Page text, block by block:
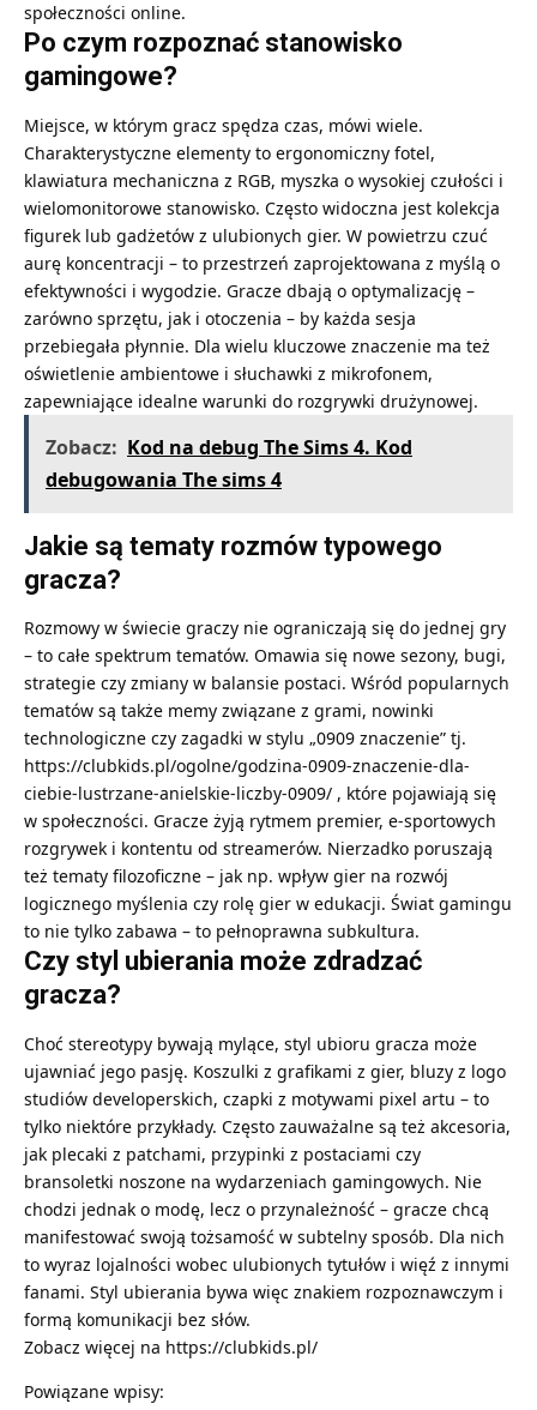
społeczności online.
Po czym rozpoznać stanowisko
gamingowe?
Miejsce, w którym gracz spędza czas, mówi wiele.
Charakterystyczne elementy to ergonomiczny fotel,
klawiatura mechaniczna z RGB, myszka o wysokiej czułości i
wielomonitorowe stanowisko. Często widoczna jest kolekcja
figurek lub gadżetów z ulubionych gier. W powietrzu czuć
aurę koncentracji – to przestrzeń zaprojektowana z myślą o
efektywności i wygodzie. Gracze dbają o optymalizację –
zarówno sprzętu, jak i otoczenia – by każda sesja
przebiegała płynnie. Dla wielu kluczowe znaczenie ma też
oświetlenie ambientowe i słuchawki z mikrofonem,
zapewniające idealne warunki do rozgrywki drużynowej.
Zobacz: Kod na debug The Sims 4. Kod
debugowania The sims 4
Jakie są tematy rozmów typowego
gracza?
Rozmowy w świecie graczy nie ograniczają się do jednej gry
– to całe spektrum tematów. Omawia się nowe sezony, bugi,
strategie czy zmiany w balansie postaci. Wśród popularnych
tematów są także memy związane z grami, nowinki
technologiczne czy zagadki w stylu „0909 znaczenie” tj.
https://clubkids.pl/ogolne/godzina-0909-znaczenie-dla-
ciebie-lustrzane-anielskie-liczby-0909/ , które pojawiają się
w społeczności. Gracze żyją rytmem premier, e-sportowych
rozgrywek i kontentu od streamerów. Nierzadko poruszają
też tematy filozoficzne – jak np. wpływ gier na rozwój
logicznego myślenia czy rolę gier w edukacji. Świat gamingu
to nie tylko zabawa – to pełnoprawna subkultura.
Czy styl ubierania może zdradzać
gracza?
Choć stereotypy bywają mylące, styl ubioru gracza może
ujawniać jego pasję. Koszulki z grafikami z gier, bluzy z logo
studiów developerskich, czapki z motywami pixel artu – to
tylko niektóre przykłady. Często zauważalne są też akcesoria,
jak plecaki z patchami, przypinki z postaciami czy
bransoletki noszone na wydarzeniach gamingowych. Nie
chodzi jednak o modę, lecz o przynależność – gracze chcą
manifestować swoją tożsamość w subtelny sposób. Dla nich
to wyraz lojalności wobec ulubionych tytułów i więź z innymi
fanami. Styl ubierania bywa więc znakiem rozpoznawczym i
formą komunikacji bez słów.
Zobacz więcej na https://clubkids.pl/
Powiązane wpisy: